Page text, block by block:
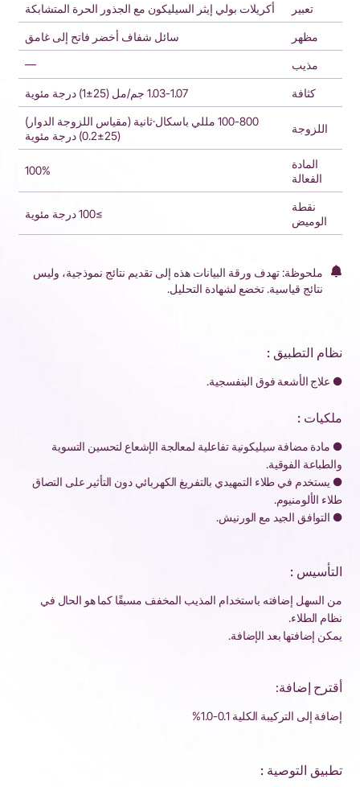
تعبير أكريلات بولي إيثر السيليكون مع الجذور الحرة المتشابكة
مظهر سائل شفاف أخضر فاتح إلى غامق
مذيب —
كثافة 1.03-1.07 جم/مل (25±1) درجة مئوية
اللزوجة
100-800 مللي باسكال·ثانية (مقياس اللزوجة الدوار)
(25±0.2) درجة مئوية
المادة
الفعالة
100%
نقطة
الوميض
≥100 درجة مئوية
ملحوظة: تهدف ورقة البيانات هذه إلى تقديم نتائج نموذجية، وليس
نتائج قياسية. تخضع لشهادة التحليل.
نظام التطبيق :
● علاج الأشعة فوق البنفسجية.
ملكيات :
● مادة مضافة سيليكونية تفاعلية لمعالجة الإشعاع لتحسين التسوية
والطباعة الفوقية.
● يستخدم في طلاء التمهيدي بالتفريغ الكهربائي دون التأثير على التصاق
طلاء الألومنيوم.
● التوافق الجيد مع الورنيش.
التأسيس :
من السهل إضافته باستخدام المذيب المخفف مسبقًا كما هو الحال في
نظام الطلاء.
يمكن إضافتها بعد الإضافة.
أقترح إضافة:
إضافة إلى التركيبة الكلية 0.1-1.0%
تطبيق التوصية :